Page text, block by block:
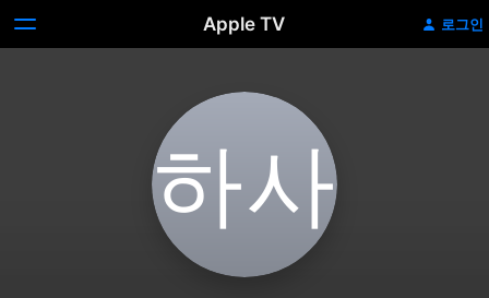
Apple TV 로그인
하‌사